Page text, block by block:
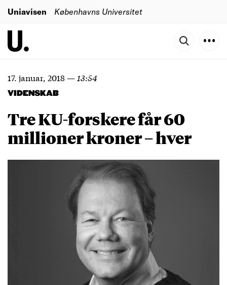
Uniavisen Københavns Universitet
17. januar, 2018— 13:54
VIDENSKAB
Tre KU-forskere får 60
millioner kroner – hver